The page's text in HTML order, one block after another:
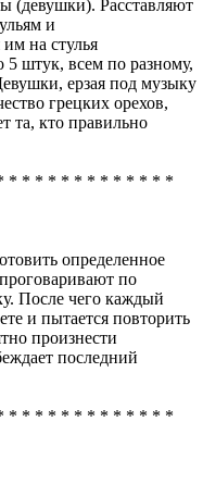
(девушки). Расставляют
и
на стулья
5 штук, всем по разному,
ерзая под музыку
грецких орехов,
та, кто правильно
* * * * * * * * * * * * *
определенное
по
После чего каждый
и пытается повторить
произнести
последний
* * * * * * * * * * * * *